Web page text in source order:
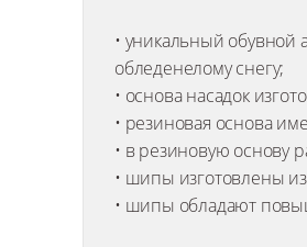
• уникальный обувной
обледенелому снегу;
• основа насадок
• резиновая основа
• в резиновую основу
• шипы изготовлены
• шипы обладают